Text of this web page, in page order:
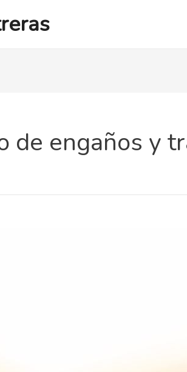
de engaños y